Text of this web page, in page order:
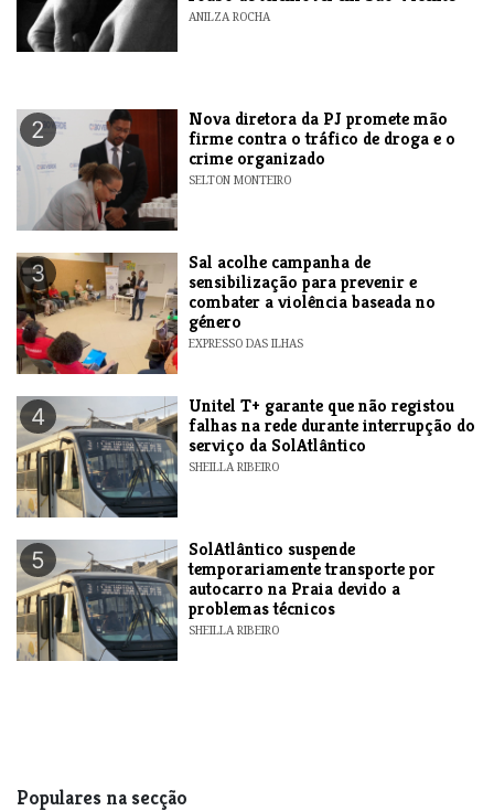
ANILZA ROCHA
2
Nova diretora da PJ promete mão
firme contra o tráfico de droga e o
crime organizado
SELTON MONTEIRO
3
Sal acolhe campanha de
sensibilização para prevenir e
combater a violência baseada no
género
EXPRESSO DAS ILHAS
4
Unitel T+ garante que não registou
falhas na rede durante interrupção do
serviço da SolAtlântico
SHEILLA RIBEIRO
5
SolAtlântico suspende
temporariamente transporte por
autocarro na Praia devido a
problemas técnicos
SHEILLA RIBEIRO
Populares na secção